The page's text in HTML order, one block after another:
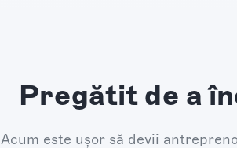
Pregătit de a
Acum este ușor să devii